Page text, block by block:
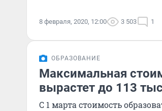
8 февраля, 2020, 12:00 3 503 1
ОБРАЗОВАНИЕ
Максимальная
вырастет до 113
С 1 марта стоимость